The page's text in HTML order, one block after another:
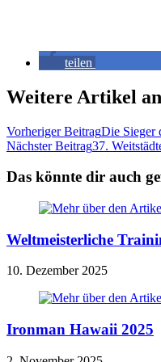
teilen
Weitere Artikel
Vorheriger BeitragDie Sieger
Nächster Beitrag37.
Das könnte dir auch
Weltmeisterliche
10. Dezember 2025
Ironman Hawaii 2025